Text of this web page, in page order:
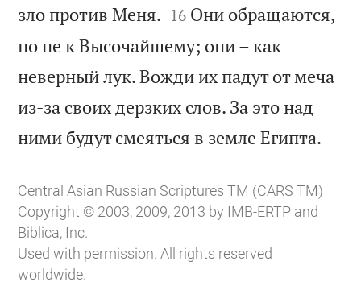
зло против Меня. 

16 Они обращаются,
но не к Высочайшему; они – как
неверный лук. Вожди их падут от меча
из-за своих дерзких слов. За это над
ними будут смеяться в земле Египта.
Central Asian Russian Scriptures TM (CARS TM)
Copyright © 2003, 2009, 2013 by IMB-ERTP and
Biblica, Inc.
Used with permission. All rights reserved
worldwide.